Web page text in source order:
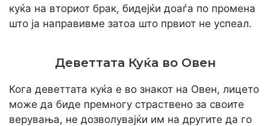
куќа на вториот брак, бидејќи доаѓа по промена
што ја направивме затоа што првиот не успеал.
Деветтата Куќа во Овен
Кога деветтата куќа е во знакот на Овен, лицето
може да биде премногу страствено за своите
верувања, не дозволувајќи им на другите да го